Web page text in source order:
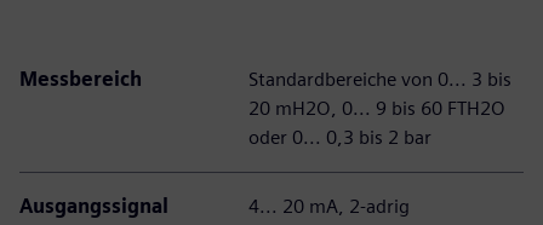
Messbereich
Standardbereiche von 0... 3 bis
20 mH2O, 0... 9 bis 60 FTH2O
oder 0... 0,3 bis 2 bar
Ausgangssignal 4... 20 mA, 2-adrig